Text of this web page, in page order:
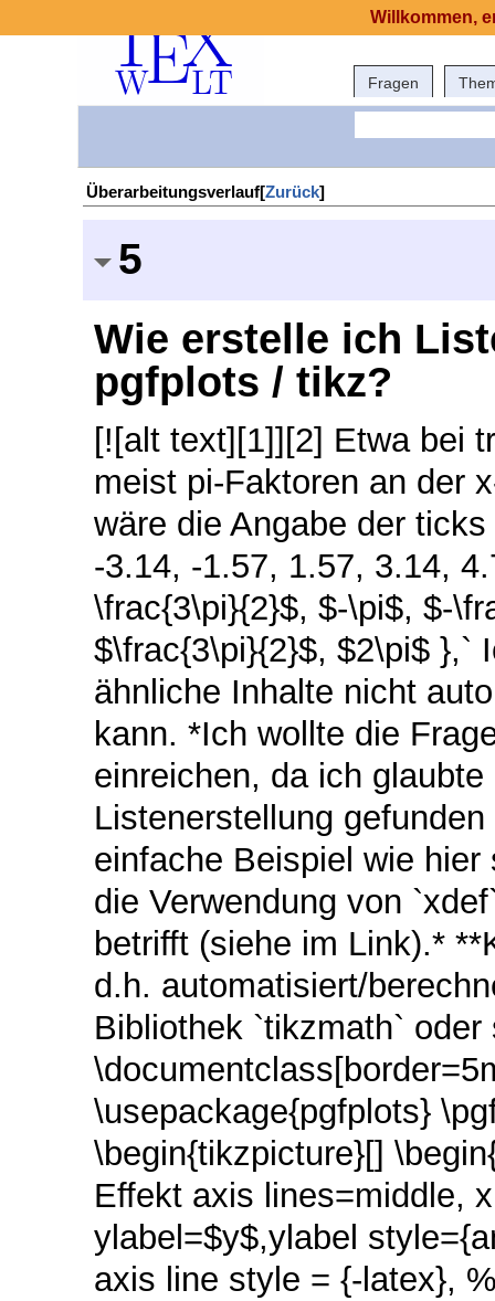
Fragen
Überarbeitungsverlauf[Zurück]
5
Wie erstelle ich
pgfplots / tikz?
[![alt text][1]][2] Etwa bei
meist pi-Faktoren an der
wäre die Angabe der
-3.14, -1.57, 1.57, 3.14,
\frac{3\pi}{2}$, $-\pi$, $-
$\frac{3\pi}{2}$, $2\pi$ },`
ähnliche Inhalte nicht
kann. *Ich wollte die
einreichen, da ich
Listenerstellung
einfache Beispiel wie
die Verwendung von
betrifft (siehe im Link).*
d.h. automatisiert/
Bibliothek `tikzmath`
\usepackage{pgfplots}
\begin{tikzpicture}[]
Effekt axis lines=middle,
ylabel=$y$,ylabel
axis line style = {-latex},
Willkommen,